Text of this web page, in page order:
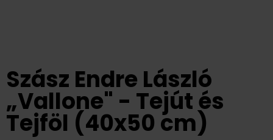
Szász Endre László
„Vallone" - Tejút és
Tejföl (40x50 cm)